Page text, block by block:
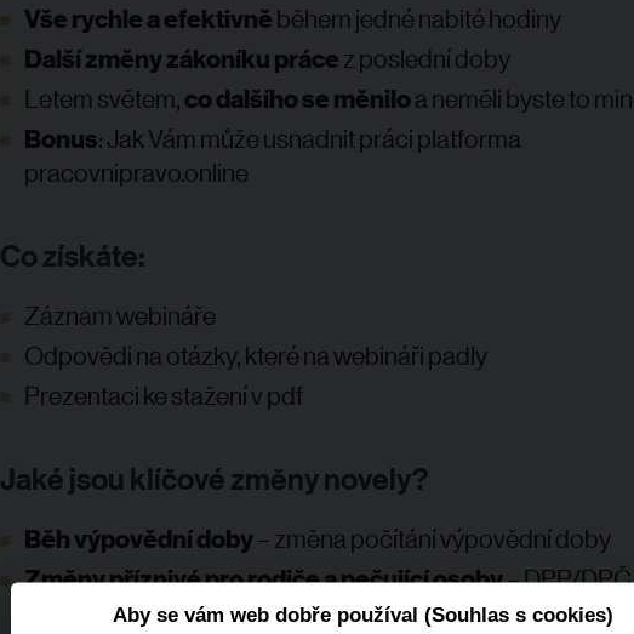
Vše rychle a efektivněběhem jedné nabité hodiny
Další změny zákoníku prácez poslední doby
Letem světem,co dalšího se měniloa neměli byste to
Bonus: Jak Vám může usnadnit práci platforma
pracovnipravo.online
Co získáte:
Záznam webináře
Odpovědi na otázky, které na webináři padly
Prezentaci ke stažení v pdf
Jaké jsou klíčové změny novely?
Běh výpovědní doby– změna počítání výpovědní doby
Změny příznivé pro rodiče a pečující osoby– DPP/
na původní pracovní místo
Aby se vám web dobře používal (Souhlas s cookies)